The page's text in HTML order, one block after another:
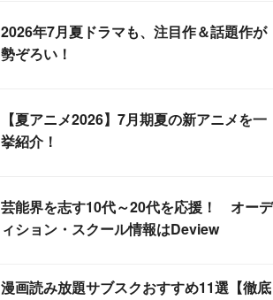
2026年7月夏ドラマも、注目作＆話題作が
勢ぞろい！
【夏アニメ2026】7月期夏の新アニメを一
挙紹介！
芸能界を志す10代～20代を応援！ オーデ
ィション・スクール情報はDeview
漫画読み放題サブスクおすすめ11選【徹底